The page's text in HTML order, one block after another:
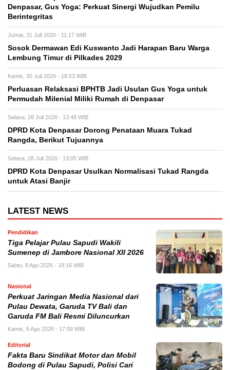
Denpasar, Gus Yoga: Perkuat Sinergi Wujudkan Pemilu
Berintegritas
Jumat, 31 Juli 2026 - 11:17 WIB
Sosok Dermawan Edi Kuswanto Jadi Harapan Baru Warga
Lembung Timur di Pilkades 2029
Kamis, 30 Juli 2026 - 18:53 WIB
Perluasan Relaksasi BPHTB Jadi Usulan Gus Yoga untuk
Permudah Milenial Miliki Rumah di Denpasar
Selasa, 28 Juli 2026 - 13:48 WIB
DPRD Kota Denpasar Dorong Penataan Muara Tukad
Rangda, Berikut Tujuannya
Selasa, 28 Juli 2026 - 13:05 WIB
DPRD Kota Denpasar Usulkan Normalisasi Tukad Rangda
untuk Atasi Banjir
LATEST NEWS
Pendidikan
Tiga Pelajar Pulau Sapudi Wakili
Sumenep di Jambore Nasional XII 2026
Sabtu, 8 Agu 2026 - 18:16 WIB
Nasional
Perkuat Jaringan Media Nasional dari
Pulau Dewata, Garuda TV Bali dan
Garuda FM Bali Resmi Diluncurkan
Kamis, 6 Agu 2026 - 17:09 WIB
Editorial
Fakta Baru Sindikat Motor dan Mobil
Bodong di Pulau Sapudi, Polisi Cari